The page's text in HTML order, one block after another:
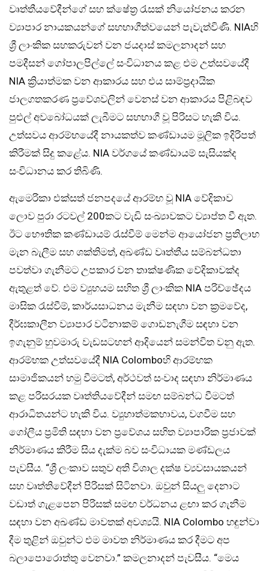
වෘත්තීයවේදීන්ගේ සහ ක්ෂේත්‍ර රැසක් නියෝජනය කරන
ව්‍යාපාර නායකයන්ගේ සහභාගීත්වයෙන් පැවැත්විණි. NIAහි
ශ්‍රී ලාංකික සහකරුවන් වන ජයදාස් කමලනාදන් සහ
පමදීසන් ගෝපාලපිල්ලේ සංවිධානය කළ එම උත්සවයේදී
NIA ක්‍රියාත්මක වන ආකාරය සහ එය සාම්ප්‍රදායික
ජාලගතකරණ ප්‍රවේශවලින් වෙනස් වන ආකාරය පිළිබඳව
පුළුල් අවබෝධයක් ලැබීමට සහභාගී වූ පිරිසට හැකි විය.
උත්සවය ආරම්භයේදී නායකත්ව කණ්ඩායම මූලික ඉදිරිපත්
කිරීමක් සිදු කළේය. NIA වර්ගයේ කණ්ඩායම් සැසියක්ද
සංවිධානය කර තිබිණි.
ඇමෙරිකා එක්සත් ජනපදයේ ආරම්භ වූ NIA වේදිකාව
ලොව පුරා රටවල් 200කට වැඩි සංඛ්‍යාවකට ව්‍යාප්ත වී ඇත.
ඊට භෞතික කණ්ඩායම් රැස්වීම් මෙන්ම ආයෝජන ප්‍රතිලාභ
මැන බැලීම සහ ශක්තිමත්, අඛණ්ඩ වෘත්තීය සම්බන්ධතා
පවත්වා ගැනීමට උපකාර වන තාක්ෂණික වේදිකාවක්ද
ඇතුළත් වේ. එම ව්‍යුහයම සහිත ශ්‍රී ලාංකික NIA පරිච්ඡේදය
මාසික රැස්වීම්, කාර්යසාධනය මැනීම සඳහා වන ක්‍රමවේද,
දීර්ඝකාලීන ව්‍යාපාර වටිනාකම් ගොඩනැගීම සඳහා වන
ඉගැනුම් හුවමාරු වැඩසටහන් ආදියෙන් සමන්විත වනු ඇත.
ආරම්භක උත්සවයේදී NIA Colomboහි ආරම්භක
සාමාජිකයන් හමු වීමටත්, අර්ථවත් සංවාද සඳහා නිර්මාණය
කළ පරිසරයක වෘත්තියවේදීන් සමඟ සම්බන්ධ වීමටත්
ආරාධිතයන්ට හැකි විය. ව්‍යුහාත්මකභාවය, වගවීම සහ
ගෝලීය ප්‍රමිති සඳහා වන ප්‍රවේශය සහිත ව්‍යාපාරික ප්‍රජාවක්
නිර්මාණය කිරීම සිය දැක්ම බව සංවිධායක මණ්ඩලය
පැවසීය. “ශ්‍රී ලංකාව සතුව අති විශාල දක්ෂ ව්‍යවසායකයන්
සහ වෘත්තිවේදීන් පිරිසක් සිටිනවා. ඔවුන් සියලු දෙනාට
වඩාත් ගැළපෙන පිරිසක් සමඟ වර්ධනය ළඟා කර ගැනීම
සඳහා වන අඛණ්ඩ මාවතක් අවශ්‍යයි. NIA Colombo හඳුන්වා
දීම තුළින් ඔවුන්ට එම මාවත නිර්මාණය කර දීමට අප
බලාපොරොත්තු වෙනවා.” කමලනාදන් පැවසීය. “මෙය